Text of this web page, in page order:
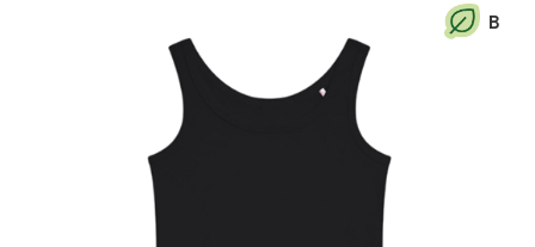
B